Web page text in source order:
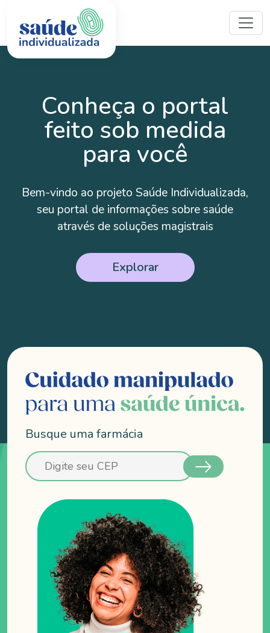
Conheça o portal
feito sob medida
para você
Bem-vindo ao projeto Saúde Individualizada,
seu portal de informações sobre saúde
através de soluções magistrais
Explorar
Busque uma farmácia